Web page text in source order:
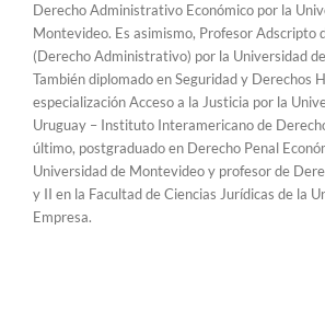
Derecho Administrativo Económico por la
Montevideo. Es asimismo, Profesor Adscripto
(Derecho Administrativo) por la Universidad
También diplomado en Seguridad y Derechos
especialización Acceso a la Justicia por la
Uruguay – Instituto Interamericano de
último, postgraduado en Derecho Penal
Universidad de Montevideo y profesor de
y II en la Facultad de Ciencias Jurídicas de la
Empresa.